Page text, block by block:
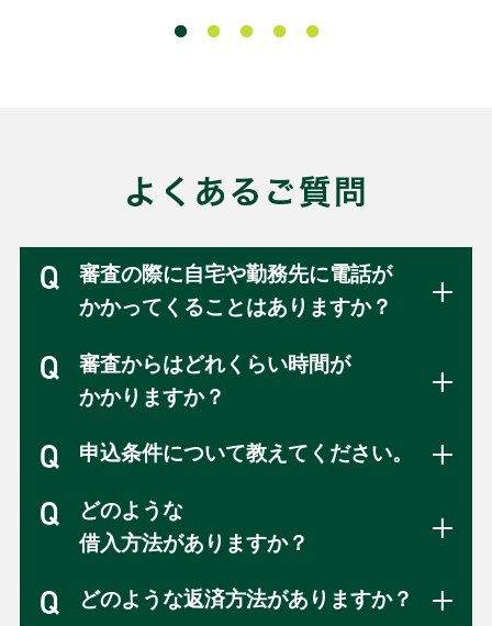
審査の際に自宅や勤務先に電話が
かかってくることはありますか？
審査からはどれくらい時間が
かかりますか？
申込条件について教えてください。
どのような
借入方法がありますか？
どのような返済方法がありますか？